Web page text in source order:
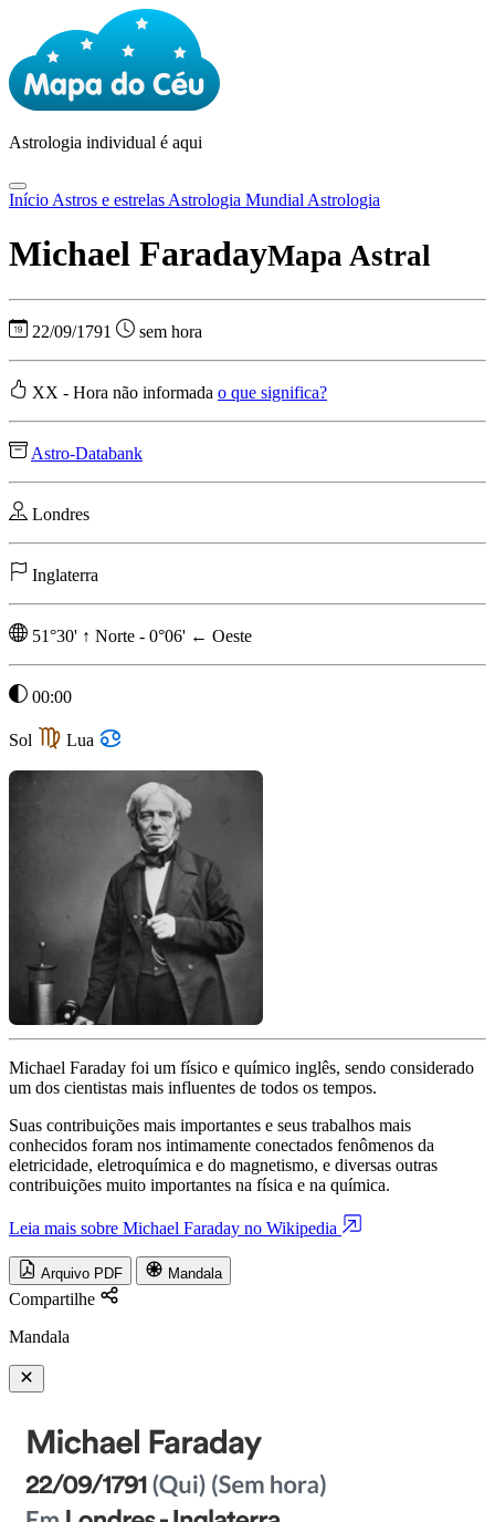
Astrologia individual é aqui
Início Astros e estrelas Astrologia Mundial Astrologia
Michael FaradayMapa Astral
22/09/1791 sem hora
XX - Hora não informada o que significa?
Astro-Databank
Londres
Inglaterra
51°30' ↑ Norte - 0°06' ← Oeste
00:00
Sol Lua
Michael Faraday foi um físico e químico inglês, sendo considerado
um dos cientistas mais influentes de todos os tempos.
Suas contribuições mais importantes e seus trabalhos mais
conhecidos foram nos intimamente conectados fenômenos da
eletricidade, eletroquímica e do magnetismo, e diversas outras
contribuições muito importantes na física e na química.
Leia mais sobre Michael Faraday no Wikipedia
Arquivo PDF Mandala
Compartilhe
Mandala